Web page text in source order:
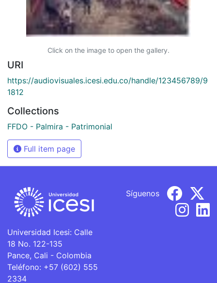
Click on the image to open the gallery.
URI
https://audiovisuales.icesi.edu.co/handle/123456789/9
1812
Collections
FFDO - Palmira - Patrimonial
Full item page
Universidad Icesi: Calle
18 No. 122-135
Pance, Cali - Colombia
Teléfono: +57 (602) 555
2334
Síguenos